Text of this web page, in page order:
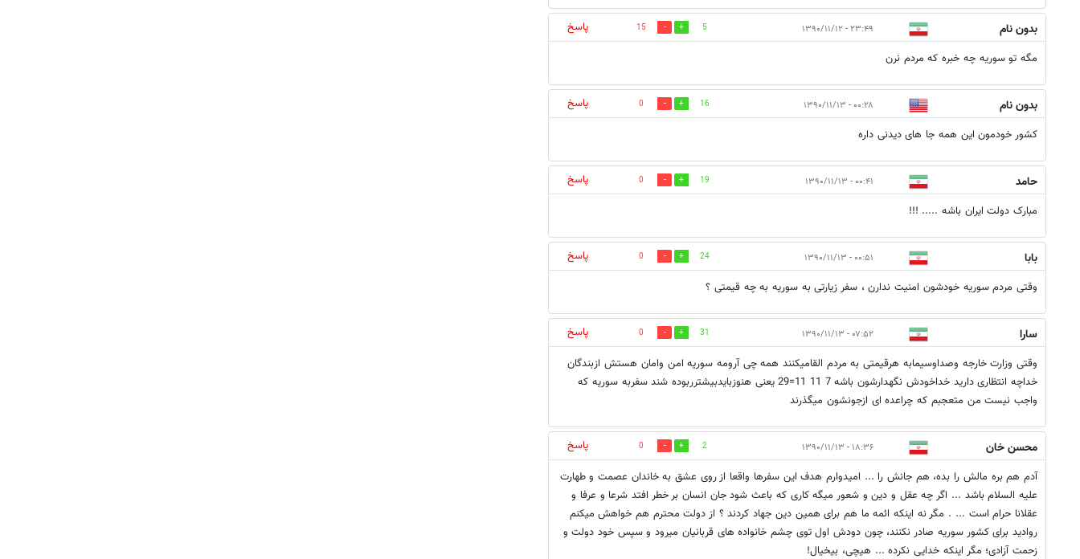
بدون نام ۲۳:۴۹ - ۱۳۹۰/۱۱/۱۲ 5
15
پاسخ
مگه تو سوريه چه خبره كه مردم نرن
بدون نام ۰۰:۲۸ - ۱۳۹۰/۱۱/۱۳ 16
0
پاسخ
کشور خودمون این همه جا های دیدنی داره
حامد ۰۰:۴۱ - ۱۳۹۰/۱۱/۱۳ 19
0
پاسخ
مبارک دولت ایران باشه ..... !!!
بابا ۰۰:۵۱ - ۱۳۹۰/۱۱/۱۳ 24
0
پاسخ
وقتی مردم سوریه خودشون امنیت ندارن ، سفر زیارتی به سوریه به چه قیمتی ؟
سارا ۰۷:۵۲ - ۱۳۹۰/۱۱/۱۳ 31
0
پاسخ
وقتی وزارت خارجه وصداوسیمابه هرقیمتی به مردم القامیکنند همه چی آرومه سوریه امن وامان هستش ازبندگان
خداچه انتظاری دارید خداخودش نگهدارشون باشه 7 11 11=29 یعنی هنوزبایدبیشترربوده شند سفربه سوریه که
واجب نیست من متعجبم که چراعده ای ازجونشون میگذرند
محسن خان ۱۸:۳۶ - ۱۳۹۰/۱۱/۱۳ 2
0
پاسخ
آدم هم بره مالش را بده، هم جانش را ... امیدوارم هدف این سفرها واقعا از روی عشق به خاندان عصمت و طهارت
علیه السلام باشد ... اگر چه عقل و دین و شعور میگه کاری که باعث شود جان انسان بر خطر افتد شرعا و عرفا و
عقلانا حرام است ... . مگر نه اینکه ائمه ما هم برای همین دین جهاد کردند ؟ از دولت محترم هم خواهش میکنم
روادید برای کشور سوریه صادر نکنند، چون دودش اول توی چشم خانواده های قربانیان میرود و سپس خود دولت و
زحمت آزادی؛ مگر اینکه خدایی نکرده ... هیچی، بیخیال!